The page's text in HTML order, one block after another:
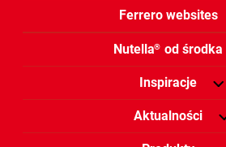
Ferrero websites
Nutella® od środka
Inspiracje
Aktualności